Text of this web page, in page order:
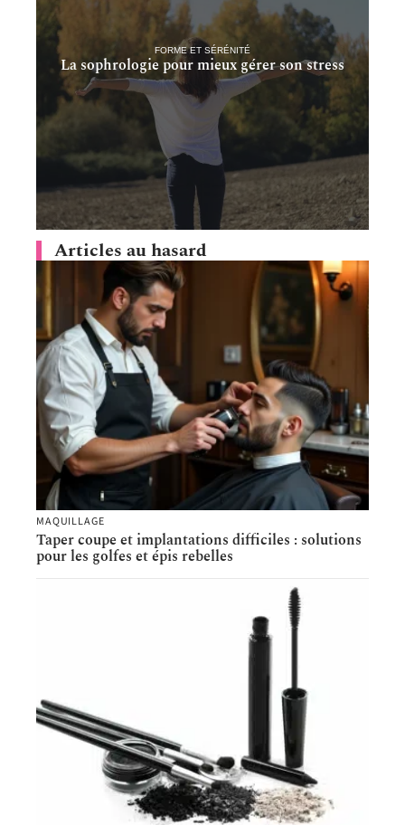
FORME ET SÉRÉNITÉ
La sophrologie pour mieux gérer son stress
Articles au hasard
MAQUILLAGE
Taper coupe et implantations difficiles : solutions
pour les golfes et épis rebelles